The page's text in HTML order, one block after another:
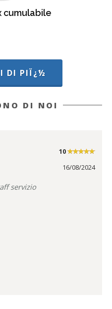
cumulabile
DI PIÏ¿½
DI NOI
10
16/08/2024
servizio